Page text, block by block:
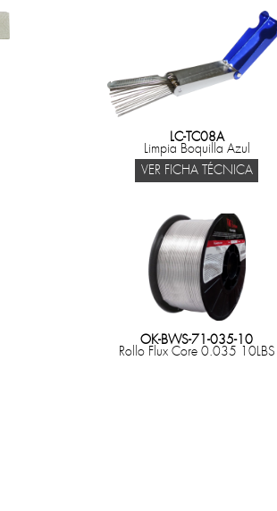
LC-TC08A
Limpia Boquilla Azul
VER FICHA TÉCNICA
OK-BWS-71-035-10
Rollo Flux Core 0.035 10LBS